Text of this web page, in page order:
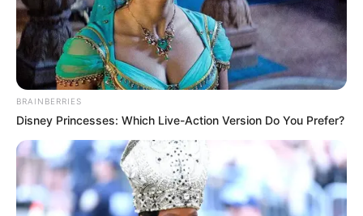
BRAINBERRIES
Disney Princesses: Which Live-Action Version Do You Prefer?